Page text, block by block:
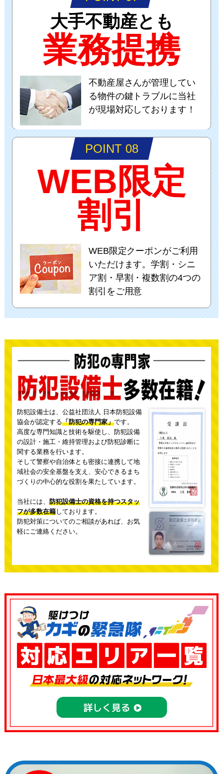
大手不動産とも
業務提携
不動産屋さんが管理してい
る物件の鍵トラブルに当社
が現場対応しております！
POINT 08
WEB限定
割引
WEB限定クーポンがご利用
いただけます。学割・シニ
ア割・早割・複数割の4つの
割引をご用意
防犯設備士は、公益社団法人 日本防犯設備
協会が認定する「防犯の専門家」です。
高度な専門知識と技術を駆使し、防犯設備
の設計・施工・維持管理および防犯診断に
関する業務を行います。
そして警察や自治体とも密接に連携して地
域社会の安全基盤を支え、 安心できるまち
づくりの中心的な役割を果たしています。
当社には、 防犯設備士の資格を持つスタッ
フが多数在籍しております。
防犯対策についてのご相談があれば、お気
軽にご連絡ください。